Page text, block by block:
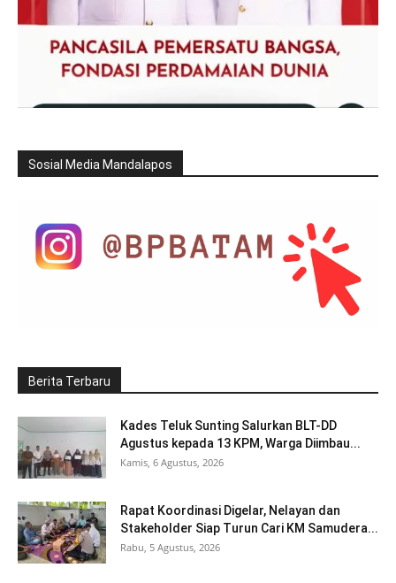
Sosial Media Mandalapos
Berita Terbaru
Kades Teluk Sunting Salurkan BLT-DD
Agustus kepada 13 KPM, Warga Diimbau...
Kamis, 6 Agustus, 2026
Rapat Koordinasi Digelar, Nelayan dan
Stakeholder Siap Turun Cari KM Samudera...
Rabu, 5 Agustus, 2026